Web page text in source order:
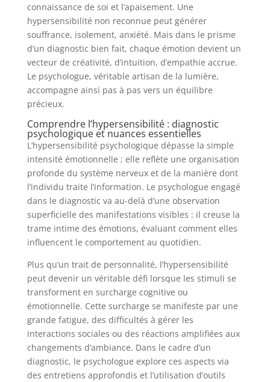
connaissance de soi et l’apaisement. Une
hypersensibilité non reconnue peut générer
souffrance, isolement, anxiété. Mais dans le prisme
d’un diagnostic bien fait, chaque émotion devient un
vecteur de créativité, d’intuition, d’empathie accrue.
Le psychologue, véritable artisan de la lumière,
accompagne ainsi pas à pas vers un équilibre
précieux.
Comprendre l’hypersensibilité : diagnostic
psychologique et nuances essentielles
L’hypersensibilité psychologique dépasse la simple
intensité émotionnelle ; elle reflète une organisation
profonde du système nerveux et de la manière dont
l’individu traite l’information. Le psychologue engagé
dans le diagnostic va au-delà d’une observation
superficielle des manifestations visibles : il creuse la
trame intime des émotions, évaluant comment elles
influencent le comportement au quotidien.
Plus qu’un trait de personnalité, l’hypersensibilité
peut devenir un véritable défi lorsque les stimuli se
transforment en surcharge cognitive ou
émotionnelle. Cette surcharge se manifeste par une
grande fatigue, des difficultés à gérer les
interactions sociales ou des réactions amplifiées aux
changements d’ambiance. Dans le cadre d’un
diagnostic, le psychologue explore ces aspects via
des entretiens approfondis et l’utilisation d’outils